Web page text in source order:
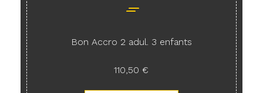
Bon Accro 2 adul. 3 enfants
110,50 €